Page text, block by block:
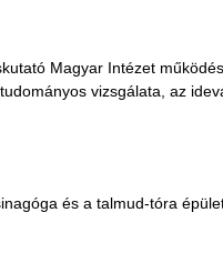
Magyar Intézet
vizsgálata, az
és a talmud-tóra